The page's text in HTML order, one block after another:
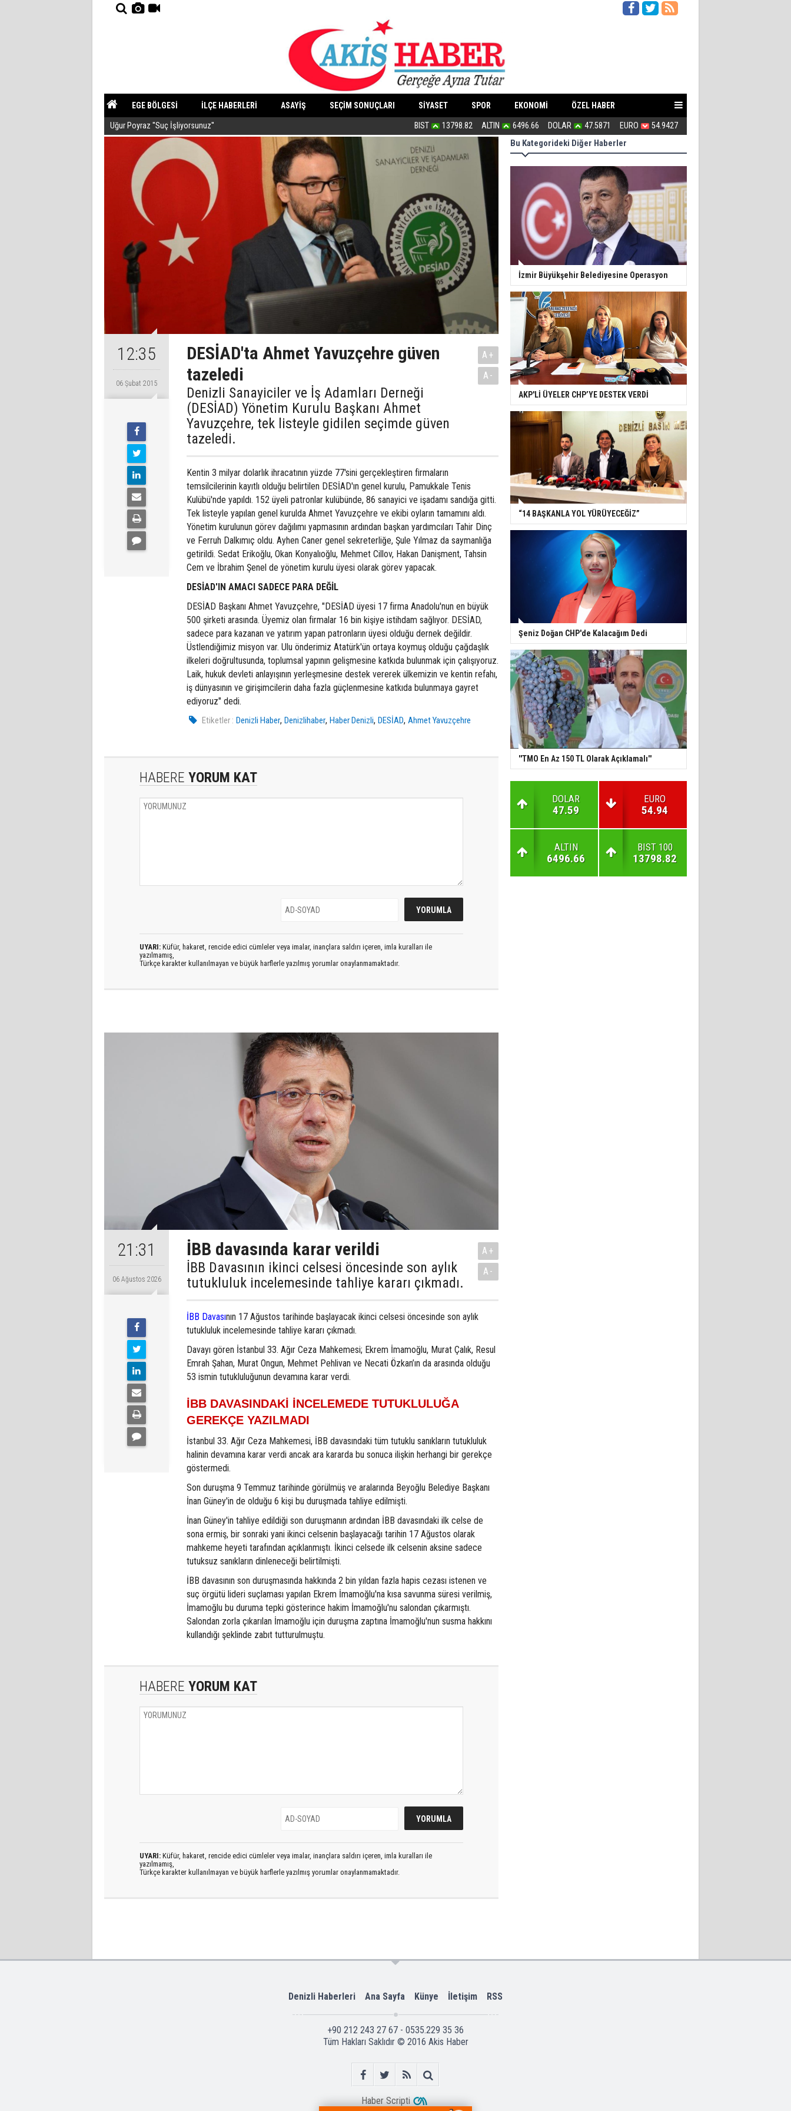
EGE BÖLGESİ İLÇE HABERLERİ ASAYİŞ SEÇİM SONUÇLARI SİYASET SPOR EKONOMİ ÖZEL HABER
YAZARLAR GÜNDEM
Uğur Poyraz ''Suç İşliyorsunuz'' PKK silah bırakır mı?
BIST 13798.82 ALTIN 6496.66 DOLAR 47.5871 EURO 54.9427
12:35
06 Şubat 2015
DESİAD'ta Ahmet Yavuzçehre güven
tazeledi
Denizli Sanayiciler ve İş Adamları Derneği
(DESİAD) Yönetim Kurulu Başkanı Ahmet
Yavuzçehre, tek listeyle gidilen seçimde güven
tazeledi.
A+
A-
Kentin 3 milyar dolarlık ihracatının yüzde 77'sini gerçekleştiren firmaların
temsilcilerinin kayıtlı olduğu belirtilen DESİAD'ın genel kurulu, Pamukkale Tenis
Kulübü'nde yapıldı. 152 üyeli patronlar kulübünde, 86 sanayici ve işadamı sandığa gitti.
Tek listeyle yapılan genel kurulda Ahmet Yavuzçehre ve ekibi oyların tamamını aldı.
Yönetim kurulunun görev dağılımı yapmasının ardından başkan yardımcıları Tahir Dinç
ve Ferruh Dalkımıç oldu. Ayhen Caner genel sekreterliğe, Şule Yılmaz da saymanlığa
getirildi. Sedat Erikoğlu, Okan Konyalıoğlu, Mehmet Cillov, Hakan Danişment, Tahsin
Cem ve İbrahim Şenel de yönetim kurulu üyesi olarak görev yapacak.
DESİAD'IN AMACI SADECE PARA DEĞİL
DESİAD Başkanı Ahmet Yavuzçehre, "DESİAD üyesi 17 firma Anadolu'nun en büyük
500 şirketi arasında. Üyemiz olan firmalar 16 bin kişiye istihdam sağlıyor. DESİAD,
sadece para kazanan ve yatırım yapan patronların üyesi olduğu dernek değildir.
Üstlendiğimiz misyon var. Ulu önderimiz Atatürk'ün ortaya koymuş olduğu çağdaşlık
ilkeleri doğrultusunda, toplumsal yapının gelişmesine katkıda bulunmak için çalışıyoruz.
Laik, hukuk devleti anlayışının yerleşmesine destek vererek ülkemizin ve kentin refahı,
iş dünyasının ve girişimcilerin daha fazla güçlenmesine katkıda bulunmaya gayret
ediyoruz" dedi.
Etiketler : Denizli Haber,Denizlihaber,Haber Denizli,DESİAD,Ahmet Yavuzçehre
HABERE YORUM KAT
UYARI: Küfür, hakaret, rencide edici cümleler veya imalar, inançlara saldırı içeren, imla kuralları ile
yazılmamış,
Türkçe karakter kullanılmayan ve büyük harflerle yazılmış yorumlar onaylanmamaktadır.
21:31
06 Ağustos 2026
İBB davasında karar verildi
İBB Davasının ikinci celsesi öncesinde son aylık
tutukluluk incelemesinde tahliye kararı çıkmadı.
A+
A-
İBB Davasının 17 Ağustos tarihinde başlayacak ikinci celsesi öncesinde son aylık
tutukluluk incelemesinde tahliye kararı çıkmadı.
Davayı gören İstanbul 33. Ağır Ceza Mahkemesi; Ekrem İmamoğlu, Murat Çalık, Resul
Emrah Şahan, Murat Ongun, Mehmet Pehlivan ve Necati Özkan’ın da arasında olduğu
53 ismin tutukluluğunun devamına karar verdi.
İBB DAVASINDAKİ İNCELEMEDE TUTUKLULUĞA
GEREKÇE YAZILMADI
İstanbul 33. Ağır Ceza Mahkemesi, İBB davasındaki tüm tutuklu sanıkların tutukluluk
halinin devamına karar verdi ancak ara kararda bu sonuca ilişkin herhangi bir gerekçe
göstermedi.
Son duruşma 9 Temmuz tarihinde görülmüş ve aralarında Beyoğlu Belediye Başkanı
İnan Güney'in de olduğu 6 kişi bu duruşmada tahliye edilmişti.
İnan Güney'in tahliye edildiği son duruşmanın ardından İBB davasındaki ilk celse de
sona ermiş, bir sonraki yani ikinci celsenin başlayacağı tarihin 17 Ağustos olarak
mahkeme heyeti tarafından açıklanmıştı. İkinci celsede ilk celsenin aksine sadece
tutuksuz sanıkların dinleneceği belirtilmişti.
İBB davasının son duruşmasında hakkında 2 bin yıldan fazla hapis cezası istenen ve
suç örgütü lideri suçlaması yapılan Ekrem İmamoğlu'na kısa savunma süresi verilmiş,
İmamoğlu bu duruma tepki gösterince hakim İmamoğlu'nu salondan çıkarmıştı.
Salondan zorla çıkarılan İmamoğlu için duruşma zaptına İmamoğlu'nun susma hakkını
kullandığı şeklinde zabıt tutturulmuştu.
HABERE YORUM KAT
UYARI: Küfür, hakaret, rencide edici cümleler veya imalar, inançlara saldırı içeren, imla kuralları ile
yazılmamış,
Türkçe karakter kullanılmayan ve büyük harflerle yazılmış yorumlar onaylanmamaktadır.
Bu Kategorideki Diğer Haberler
İzmir Büyükşehir Belediyesine Operasyon
AKP'Lİ ÜYELER CHP’YE DESTEK VERDİ
“14 BAŞKANLA YOL YÜRÜYECEĞİZ”
Şeniz Doğan CHP'de Kalacağım Dedi
''TMO En Az 150 TL Olarak Açıklamalı''
DOLAR
47.59
EURO
54.94
ALTIN
6496.66
BIST 100
13798.82
Denizli Haberleri Ana Sayfa Künye İletişim RSS
+90 212 243 27 67 - 0535.229 35 36
Tüm Hakları Saklıdır © 2016 Akis Haber
Haber Scripti